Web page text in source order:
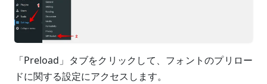
「Preload」タブをクリックして、フォントのプリロー
ドに関する設定にアクセスします。